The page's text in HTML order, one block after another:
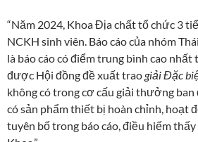
“Năm 2024, Khoa Địa chất tổ chức 3
NCKH sinh viên. Báo cáo của nhóm
là báo cáo có điểm trung bình cao
được Hội đồng đề xuất trao giải Đặc
không có trong cơ cấu giải thưởng ban
có sản phẩm thiết bị hoàn chỉnh, hoạt
tuyên bố trong báo cáo, điều hiếm